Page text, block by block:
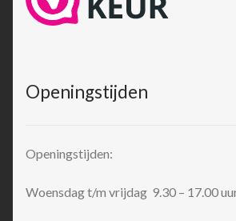
Openingstijden
Openingstijden:
Woensdag t/m vrijdag 9.30 – 17.00